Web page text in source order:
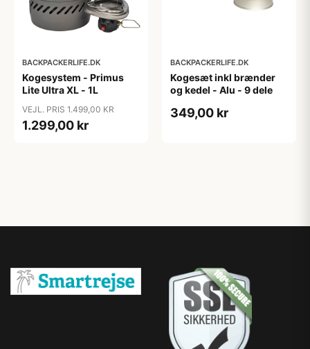
BACKPACKERLIFE.DK
Kogesystem - Primus
Lite Ultra XL - 1L
VEJL. PRIS 1.499,00 KR
1.299,00 kr
BACKPACKERLIFE.DK
Kogesæt inkl brænder
og kedel - Alu - 9 dele
349,00 kr